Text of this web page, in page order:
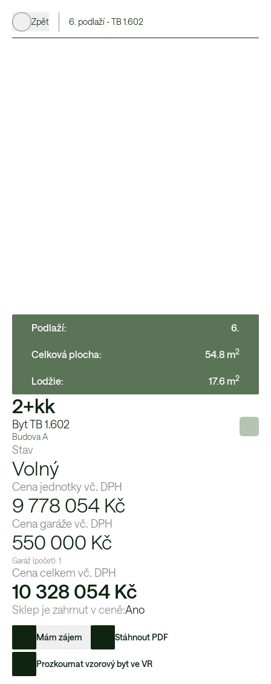
Zpět 6. podlaží - TB 1.602
2+kk
Byt TB 1.602
BudovaA
Podlaží: 6.
Celková plocha: 54.8 m2
Lodžie: 17.6 m2
Stav
Volný
Cena jednotky vč. DPH
9 778 054 Kč
Cena garáže vč. DPH
550 000 Kč
Garáž (počet): 1
Cena celkem vč. DPH
10 328 054 Kč
Sklep je zahrnut v ceně:Ano
Mám zájem Stáhnout PDF
Prozkoumat vzorový byt ve VR